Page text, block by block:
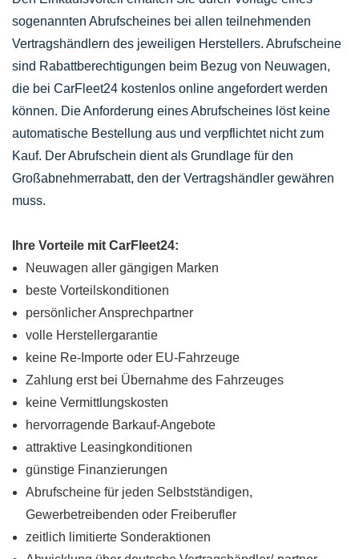
sogenannten Abrufscheines bei allen teilnehmenden
Vertragshändlern des jeweiligen Herstellers. Abrufscheine
sind Rabattberechtigungen beim Bezug von Neuwagen,
die bei CarFleet24 kostenlos online angefordert werden
können. Die Anforderung eines Abrufscheines löst keine
automatische Bestellung aus und verpflichtet nicht zum
Kauf. Der Abrufschein dient als Grundlage für den
Großabnehmerrabatt, den der Vertragshändler gewähren
muss.
Ihre Vorteile mit CarFleet24:
Neuwagen aller gängigen Marken
beste Vorteilskonditionen
persönlicher Ansprechpartner
volle Herstellergarantie
keine Re-Importe oder EU-Fahrzeuge
Zahlung erst bei Übernahme des Fahrzeuges
keine Vermittlungskosten
hervorragende Barkauf-Angebote
attraktive Leasingkonditionen
günstige Finanzierungen
Abrufscheine für jeden Selbstständigen,
Gewerbetreibenden oder Freiberufler
zeitlich limitierte Sonderaktionen